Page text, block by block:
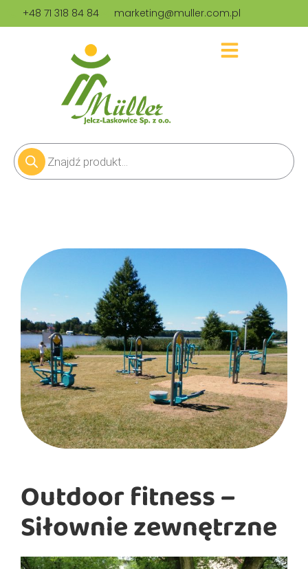
+48 71 318 84 84 marketing@muller.com.pl
Outdoor fitness –
Siłownie zewnętrzne